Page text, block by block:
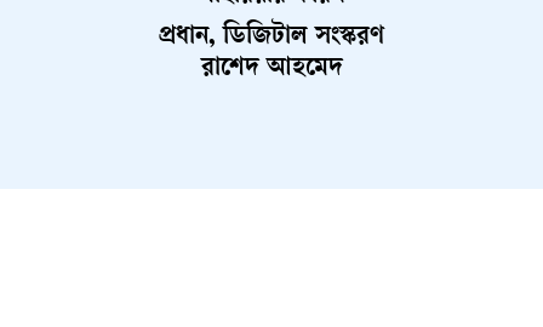
প্রধান, ডিজিটাল সংস্করণ
রাশেদ আহমেদ